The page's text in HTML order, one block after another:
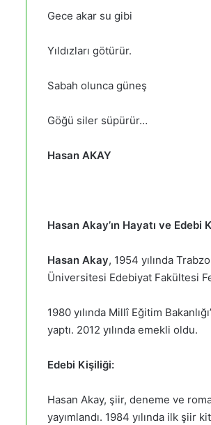
Gece akar su gibi
Yıldızları götürür.
Sabah olunca güneş
Göğü siler süpürür…
Hasan AKAY
Hasan Akay’ın Hayatı ve Edebi
Hasan Akay, 1954 yılında
Üniversitesi Edebiyat Fakültesi
1980 yılında Millî Eğitim
yaptı. 2012 yılında emekli oldu.
Edebi Kişiliği:
Hasan Akay, şiir, deneme ve
yayımlandı. 1984 yılında ilk şiir